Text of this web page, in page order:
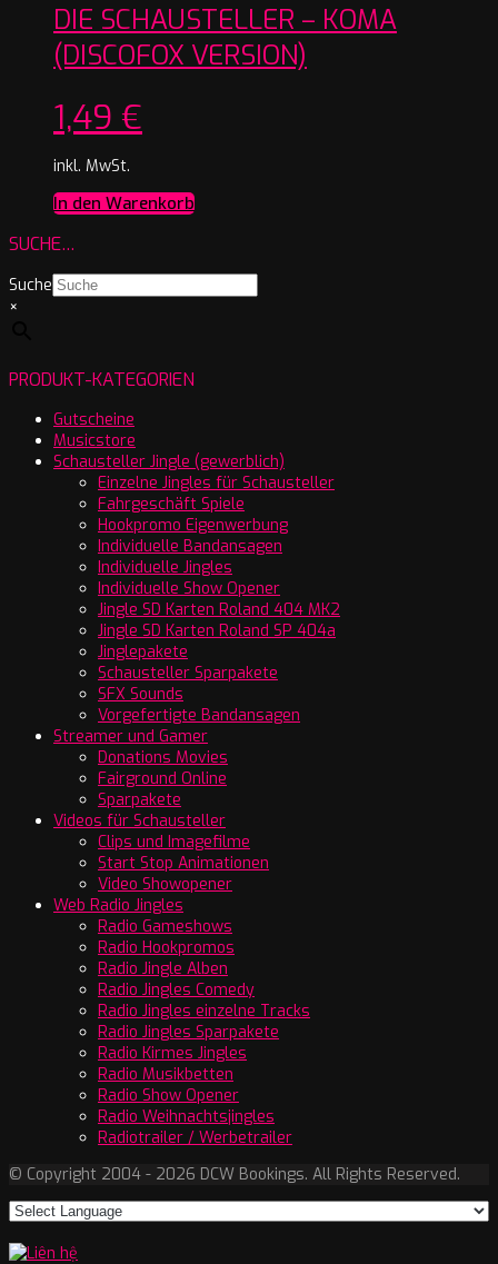
DIE SCHAUSTELLER – KOMA
(DISCOFOX VERSION)
1,49 €
inkl. MwSt.
In den Warenkorb
SUCHE…
Suche
×
PRODUKT-KATEGORIEN
Gutscheine
Musicstore
Schausteller Jingle (gewerblich)
Einzelne Jingles für Schausteller
Fahrgeschäft Spiele
Hookpromo Eigenwerbung
Individuelle Bandansagen
Individuelle Jingles
Individuelle Show Opener
Jingle SD Karten Roland 404 MK2
Jingle SD Karten Roland SP 404a
Jinglepakete
Schausteller Sparpakete
SFX Sounds
Vorgefertigte Bandansagen
Streamer und Gamer
Donations Movies
Fairground Online
Sparpakete
Videos für Schausteller
Clips und Imagefilme
Start Stop Animationen
Video Showopener
Web Radio Jingles
Radio Gameshows
Radio Hookpromos
Radio Jingle Alben
Radio Jingles Comedy
Radio Jingles einzelne Tracks
Radio Jingles Sparpakete
Radio Kirmes Jingles
Radio Musikbetten
Radio Show Opener
Radio Weihnachtsjingles
Radiotrailer / Werbetrailer
© Copyright 2004 - 2026 DCW Bookings. All Rights Reserved.